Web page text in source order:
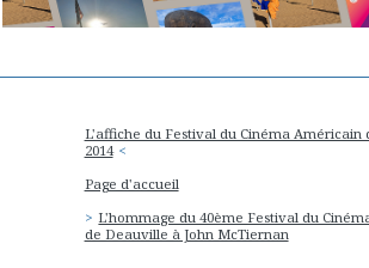
L'affiche du Festival du Cinéma Américain
2014
Page d'accueil
L'hommage du 40ème Festival du
de Deauville à John McTiernan